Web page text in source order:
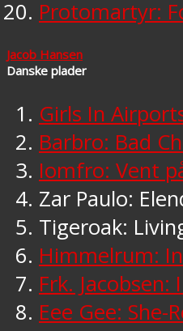
Protomartyr:
Jacob Hansen
Danske plader
Girls In
Barbro: Bad
Iomfro: Vent
Zar Paulo:
Tigeroak:
Himmelrum:
Frk. Jacobsen:
Eee Gee: She-